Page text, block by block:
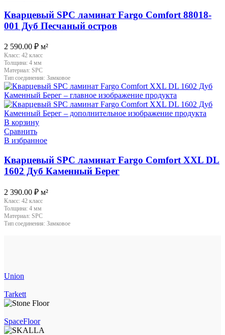
Кварцевый SPC ламинат Fargo Comfort 88018-
001 Дуб Песчаный остров
2 590.00 ₽ м²
Класс: 42 класс
Толщина: 4 мм
Материал: SPC
Тип соединения: Замковое
В корзину
Сравнить
В избранное
Кварцевый SPC ламинат Fargo Comfort XXL DL
1602 Дуб Каменный Берег
2 390.00 ₽ м²
Класс: 42 класс
Толщина: 4 мм
Материал: SPC
Тип соединения: Замковое
Union
Tarkett
SpaceFloor